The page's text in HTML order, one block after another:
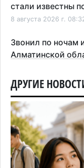
стали известны
8 августа 2026 г.
Звонил по ночам
Алматинской
На фоне
области
7 августа 2026 г. 16:57
Казахстанские
образовательные
7 августа 2026 г. 15:24
ДРУГИЕ